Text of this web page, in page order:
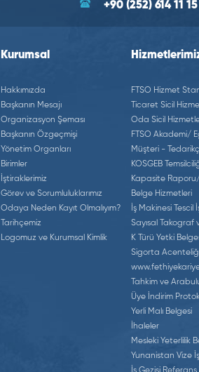
+90 (252) 614 11 15
Kurumsal
Hakkımızda
Başkanın Mesajı
Organizasyon Şeması
Başkanın Özgeçmişi
Yönetim Organları
Birimler
İştiraklerimiz
Görev ve Sorumluluklarımız
Odaya Neden Kayıt Olmalıyım?
Tarihçemiz
Logomuz ve Kurumsal Kimlik
FTSO Hizmet
Ticaret Sicil
Oda Sicil
FTSO Akademi/
Müşteri -
KOSGEB
Kapasite
Belge Hizmetleri
İş Makinesi Tescil
Sayısal Takograf
K Türü Yetki
Sigorta
Tahkim ve
Üye İndirim
Yerli Malı Belgesi
İhaleler
Mesleki Yeterlilik
Yunanistan Vize